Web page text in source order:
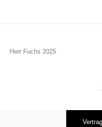
Herr Fuchs 2025